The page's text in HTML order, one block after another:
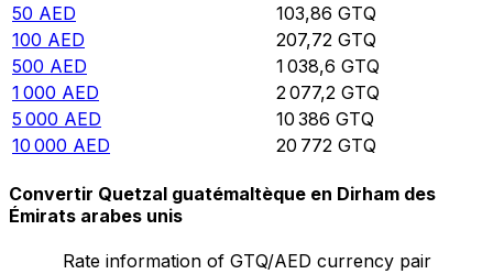
50 AED 103,86 GTQ
100 AED 207,72 GTQ
500 AED 1 038,6 GTQ
1 000 AED 2 077,2 GTQ
5 000 AED 10 386 GTQ
10 000 AED 20 772 GTQ
Convertir Quetzal guatémaltèque en Dirham des
Émirats arabes unis
Rate information of GTQ/AED currency pair